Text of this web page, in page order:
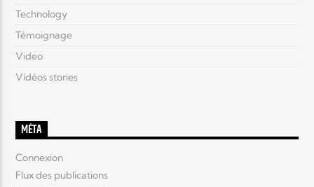
Technology
Témoignage
Video
Vidéos stories
MÉTA
Connexion
Flux des publications